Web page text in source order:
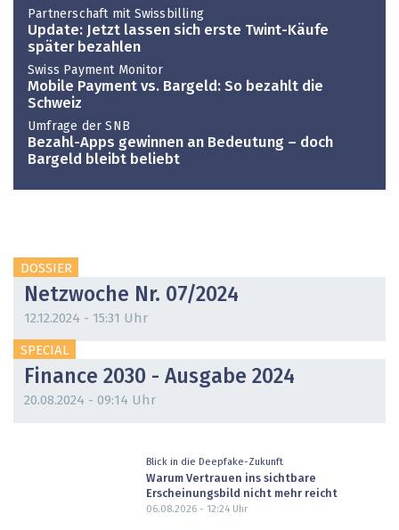
Partnerschaft mit Swissbilling
Update: Jetzt lassen sich erste Twint-Käufe
später bezahlen
Swiss Payment Monitor
Mobile Payment vs. Bargeld: So bezahlt die
Schweiz
Umfrage der SNB
Bezahl-Apps gewinnen an Bedeutung – doch
Bargeld bleibt beliebt
DOSSIER
Netzwoche Nr. 07/2024
12.12.2024 - 15:31 Uhr
SPECIAL
Finance 2030 - Ausgabe 2024
20.08.2024 - 09:14 Uhr
Blick in die Deepfake-Zukunft
Warum Vertrauen ins sichtbare
Erscheinungsbild nicht mehr reicht
06.08.2026 - 12:24Uhr